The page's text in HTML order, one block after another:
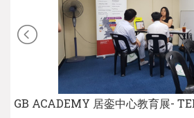
GB ACADEMY 居銮中心教育展-